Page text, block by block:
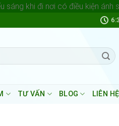
khi đi nơi có điều kiện ánh
TƯ VẤN BLOG LIÊN HỆ